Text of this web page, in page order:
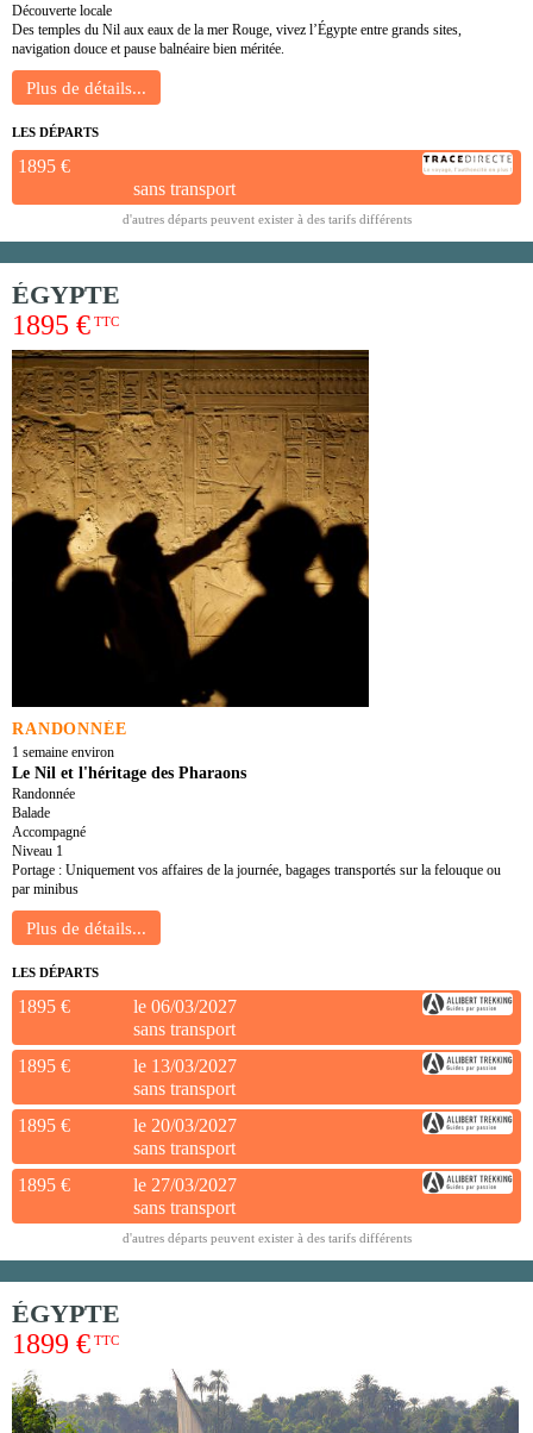
Découverte locale
Des temples du Nil aux eaux de la mer Rouge, vivez l’Égypte entre grands sites,
navigation douce et pause balnéaire bien méritée.
LES DÉPARTS
1895 €
sans transport
d'autres départs peuvent exister à des tarifs différents
ÉGYPTE
1895 € TTC
RANDONNÉE
1 semaine environ
Le Nil et l'héritage des Pharaons
Randonnée
Balade
Accompagné
Niveau 1
Portage : Uniquement vos affaires de la journée, bagages transportés sur la felouque ou
par minibus
LES DÉPARTS
1895 €
le 06/03/2027
sans transport
1895 €
le 13/03/2027
sans transport
1895 €
le 20/03/2027
sans transport
1895 €
le 27/03/2027
sans transport
d'autres départs peuvent exister à des tarifs différents
ÉGYPTE
1899 € TTC